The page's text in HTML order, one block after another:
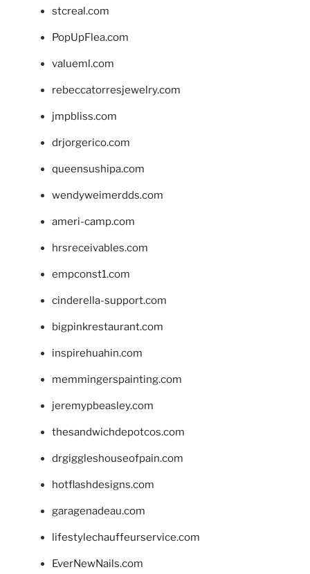
stcreal.com
PopUpFlea.com
valueml.com
rebeccatorresjewelry.com
jmpbliss.com
drjorgerico.com
queensushipa.com
wendyweimerdds.com
ameri-camp.com
hrsreceivables.com
empconst1.com
cinderella-support.com
bigpinkrestaurant.com
inspirehuahin.com
memmingerspainting.com
jeremypbeasley.com
thesandwichdepotcos.com
drgiggleshouseofpain.com
hotflashdesigns.com
garagenadeau.com
lifestylechauffeurservice.com
EverNewNails.com